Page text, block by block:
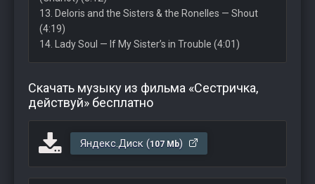
13. Deloris and the Sisters & the Ronelles — Shout
(4:19)
14. Lady Soul — If My Sister’s in Trouble (4:01)
Скачать музыку из фильма «Сестричка,
действуй» бесплатно
Яндекс.Диск (107 Mb)